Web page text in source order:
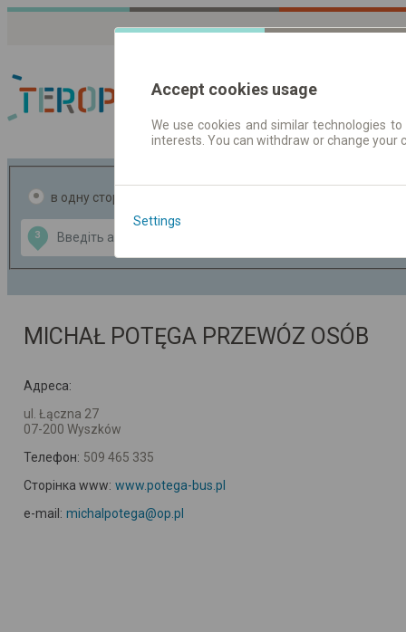
Розклади руху
в одну сторону
З
Data CC-BY-SA
OpenStreetMap
GeoLite data by
MICHAŁ POTĘGA PRZEWÓZ OSÓB
Адреса:
ul. Łączna 27
07-200 Wyszków
Телефон: 509 465 335
Сторінка www: www.potega-bus.pl
e-mail: michalpotega@op.pl
Accept cookies usage
We use cookies and similar technologies
interests. You can withdraw or change
Settings